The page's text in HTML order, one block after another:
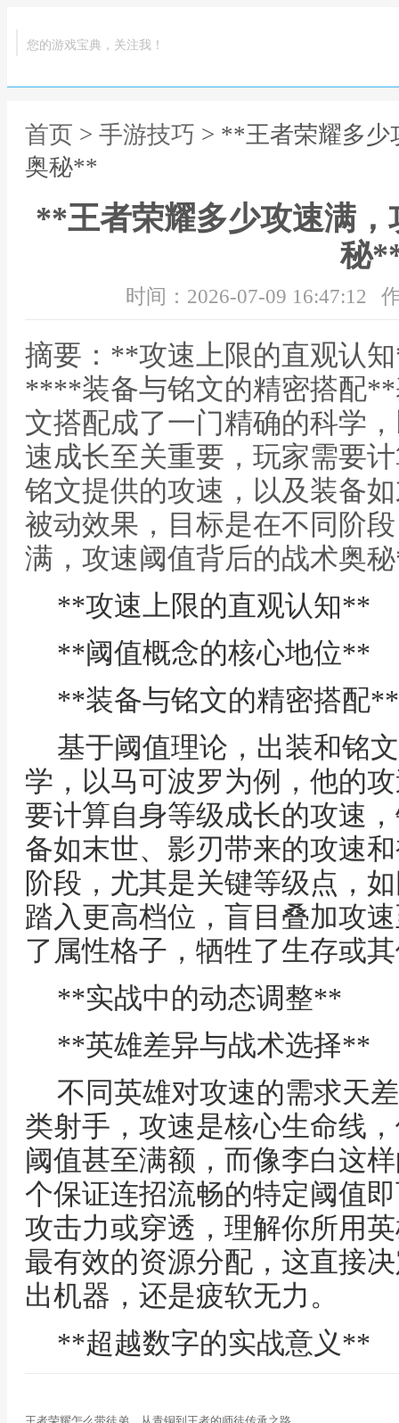
您的游戏宝典，关注我！
首页 > 手游技巧 > **王者荣耀多少
奥秘**
**王者荣耀多少攻速满
秘
时间：2026-07-09 16:47:12
摘要：**攻速上限的直观认
****装备与铭文的精密搭配
文搭配成了一门精确的科学
速成长至关重要，玩家需要
铭文提供的攻速，以及装备
被动效果，目标是在不同阶
满，攻速阈值背后的战术奥
**攻速上限的直观认知**
**阈值概念的核心地位**
**装备与铭文的精密搭配**
基于阈值理论，出装和铭
学，以马可波罗为例，他的
要计算自身等级成长的攻速
备如末世、影刃带来的攻速
阶段，尤其是关键等级点，
踏入更高档位，盲目叠加攻
了属性格子，牺牲了生存或
**实战中的动态调整**
**英雄差异与战术选择**
不同英雄对攻速的需求天
类射手，攻速是核心生命线
阈值甚至满额，而像李白这
个保证连招流畅的特定阈值
攻击力或穿透，理解你所用
最有效的资源分配，这直接
出机器，还是疲软无力。
**超越数字的实战意义**